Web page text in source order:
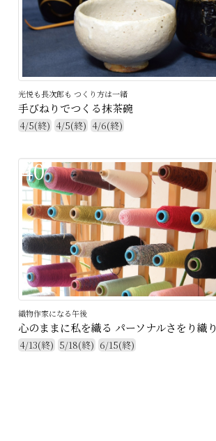
光悦も長次郎も つくり方は一緒
手びねりでつくる抹茶碗
4/5(終) 4/5(終) 4/6(終)
40
織物作家になる午後
心のままに私を織る パーソナルさをり織り
4/13(終) 5/18(終) 6/15(終)